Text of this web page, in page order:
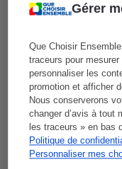
Gérer
Que Choisir
traceurs pour mesurer
personnaliser les
promotion et afficher
Nous conserverons
changer d’avis à tout
les traceurs » en bas
Politique de
Personnaliser mes